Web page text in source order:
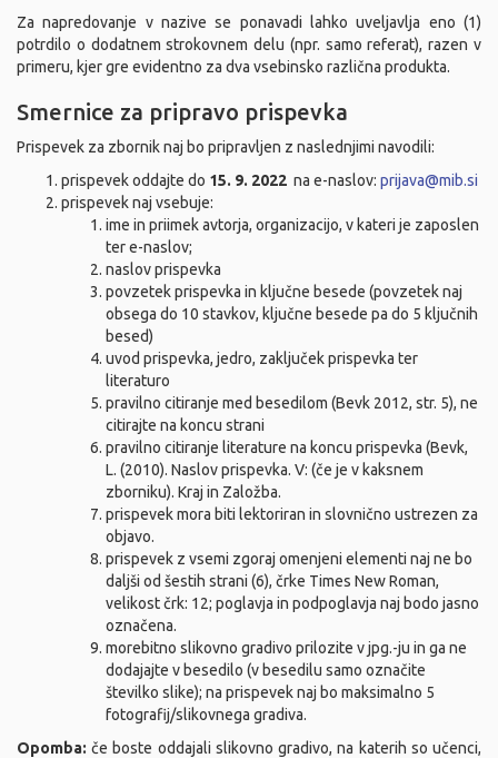
Za napredovanje v nazive se ponavadi lahko uveljavlja eno (1)
potrdilo o dodatnem strokovnem delu (npr. samo referat), razen v
primeru, kjer gre evidentno za dva vsebinsko različna produkta.
Smernice za pripravo prispevka
Prispevek za zbornik naj bo pripravljen z naslednjimi navodili:
prispevek oddajte do 15. 9. 2022 na e-naslov: prijava@mib.si
prispevek naj vsebuje:
ime in priimek avtorja, organizacijo, v kateri je zaposlen
ter e-naslov;
naslov prispevka
povzetek prispevka in ključne besede (povzetek naj
obsega do 10 stavkov, ključne besede pa do 5 ključnih
besed)
uvod prispevka, jedro, zaključek prispevka ter
literaturo
pravilno citiranje med besedilom (Bevk 2012, str. 5), ne
citirajte na koncu strani
pravilno citiranje literature na koncu prispevka (Bevk,
L. (2010). Naslov prispevka. V: (če je v kaksnem
zborniku). Kraj in Založba.
prispevek mora biti lektoriran in slovnično ustrezen za
objavo.
prispevek z vsemi zgoraj omenjeni elementi naj ne bo
daljši od šestih strani (6), črke Times New Roman,
velikost črk: 12; poglavja in podpoglavja naj bodo jasno
označena.
morebitno slikovno gradivo prilozite v jpg.-ju in ga ne
dodajajte v besedilo (v besedilu samo označite
številko slike); na prispevek naj bo maksimalno 5
fotografij/slikovnega gradiva.
Opomba: če boste oddajali slikovno gradivo, na katerih so učenci,